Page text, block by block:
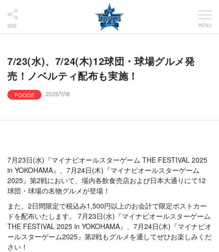
SNS MENU
7/23(水)、7/24(木)12球団・球場グルメ発
売！ノベルティ配布も実施！
FOODS 2025/7/18
7月23日(水)『マイナビオールスターゲーム THE FESTIVAL 2025
in YOKOHAMA』、7月24日(木)『マイナビオールスターゲーム
2025』第2戦において、場内各飲食売店および日本大通りにて12
球団・球場の名物グルメが登場！
また、2日間限定で税込み1,500円以上のお会計で限定ポストカー
ドを配布いたします。 7月23日(水)『マイナビオールスターゲーム
THE FESTIVAL 2025 in YOKOHAMA』、7月24日(木)『マイナビオ
ールスターゲーム2025』第2戦もグルメを通してぜひお楽しみくだ
さい！